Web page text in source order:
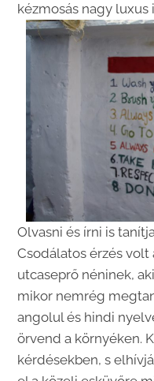
kézmosás nagy luxus
Olvasni és írni is
Csodálatos érzés volt
utcaseprő néninek,
mikor nemrég
angolul és hindi
örvend a környéken.
kérdésekben, s